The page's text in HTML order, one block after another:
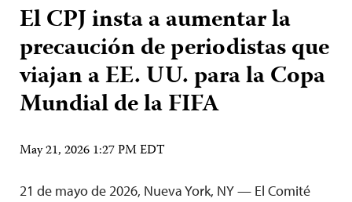
El CPJ insta a aumentar la
precaución de periodistas que
viajan a EE. UU. para la Copa
Mundial de la FIFA
May 21, 2026 1:27 PM EDT
21 de mayo de 2026, Nueva York, NY — El Comité